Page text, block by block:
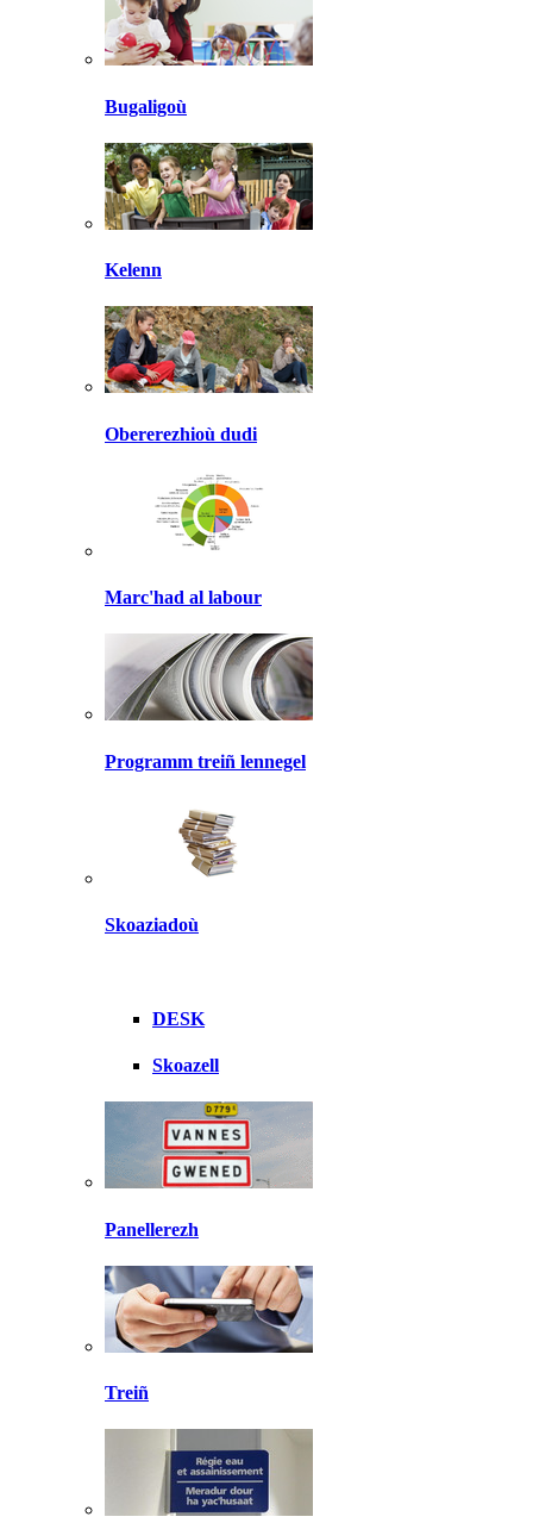
Bugaligoù
Kelenn
Obererezhioù dudi
Marc'had al labour
Programm treiñ lennegel
Skoaziadoù
DESK
Skoazell
Panellerezh
Treiñ